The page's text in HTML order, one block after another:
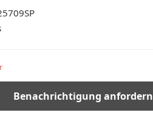
Benachrichtigung anfordern